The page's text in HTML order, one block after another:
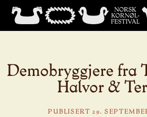
Demobryggjere fra
Halvor &
PUBLISERT 29.